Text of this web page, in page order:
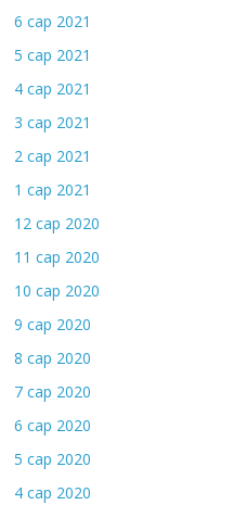
6 сар 2021
5 сар 2021
4 сар 2021
3 сар 2021
2 сар 2021
1 сар 2021
12 сар 2020
11 сар 2020
10 сар 2020
9 сар 2020
8 сар 2020
7 сар 2020
6 сар 2020
5 сар 2020
4 сар 2020